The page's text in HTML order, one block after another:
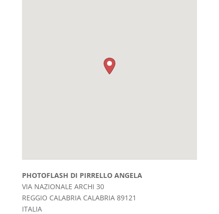
PHOTOFLASH DI PIRRELLO ANGELA
VIA NAZIONALE ARCHI 30
REGGIO CALABRIA CALABRIA 89121
ITALIA